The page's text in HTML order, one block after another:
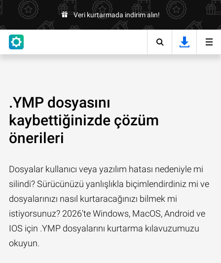
Veri kurtarmada indirim alın!
.YMP dosyasını
kaybettiğinizde çözüm
önerileri
Dosyalar kullanıcı veya yazılım hatası nedeniyle mi
silindi? Sürücünüzü yanlışlıkla biçimlendirdiniz mi ve
dosyalarınızı nasıl kurtaracağınızı bilmek mi
istiyorsunuz? 2026'te Windows, MacOS, Android ve
IOS için .YMP dosyalarını kurtarma kılavuzumuzu
okuyun.